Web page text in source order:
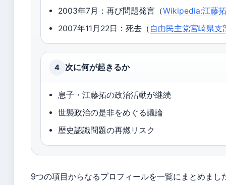
2003年7月：再び問題発言（Wikipedia:江藤
2007年11月22日：死去（ 自由民主党宮崎県支
4 次に何が起きるか
息子・江藤拓の政治活動が継続
世襲政治の是非をめぐる議論
歴史認識問題の再燃リスク
9つの項目からなるプロフィールを一覧にまとめまし